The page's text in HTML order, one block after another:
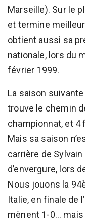
Marseille). Sur le
et termine
obtient aussi sa
nationale, lors du
février 1999.
La saison
trouve le chemin
championnat, et 4
Mais sa saison
carrière de
d’envergure, lors
Nous jouons la
Italie, en finale de
mènent 1-0… mais